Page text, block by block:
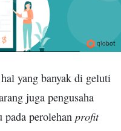
yang banyak di geluti
juga pengusaha
pada perolehan profit